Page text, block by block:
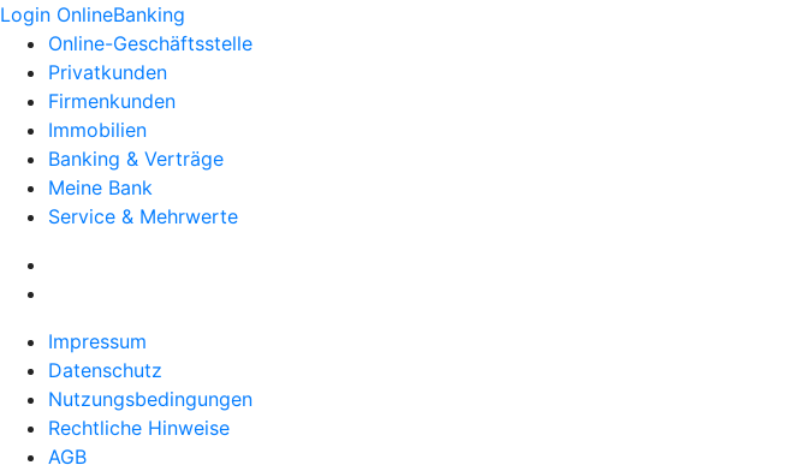
Login OnlineBanking
Online-Geschäftsstelle
Privatkunden
Firmenkunden
Immobilien
Banking & Verträge
Meine Bank
Service & Mehrwerte
Impressum
Datenschutz
Nutzungsbedingungen
Rechtliche Hinweise
AGB